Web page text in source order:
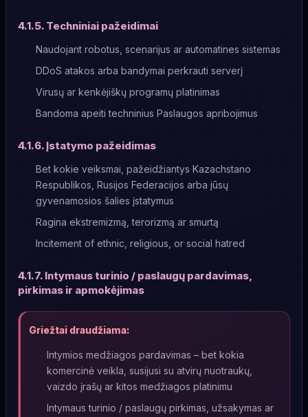
4.1.5. Techniniai pažeidimai
Naudojant robotus, scenarijus ar automatines sistemas
DDoS atakos arba bandymai perkrauti serverį
Virusų ar kenkėjiškų programų platinimas
Bandoma apeiti techninius Paslaugos apribojimus
4.1.6. Įstatymo pažeidimas
Bet kokie veiksmai, pažeidžiantys Kazachstano
Respublikos, Rusijos Federacijos arba jūsų
gyvenamosios šalies įstatymus
Ragina ekstremizmą, terorizmą ar smurtą
Incitement of ethnic, religious, or social hatred
4.1.7. Intymaus turinio / paslaugų pardavimas,
pirkimas ir apmokėjimas
Griežtai draudžiama:
Intymios medžiagos pardavimas – bet kokia
komercinė veikla, susijusi su atvirų nuotraukų,
vaizdo įrašų ar kitos medžiagos platinimu
Intymaus turinio / paslaugų pirkimas, užsakymas ar